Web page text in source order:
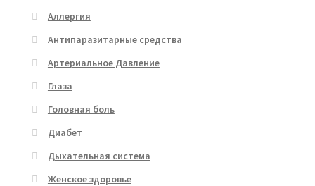
Аллергия
Антипаразитарные средства
Артериальное Давление
Глаза
Головная боль
Диабет
Дыхательная система
Женское здоровье